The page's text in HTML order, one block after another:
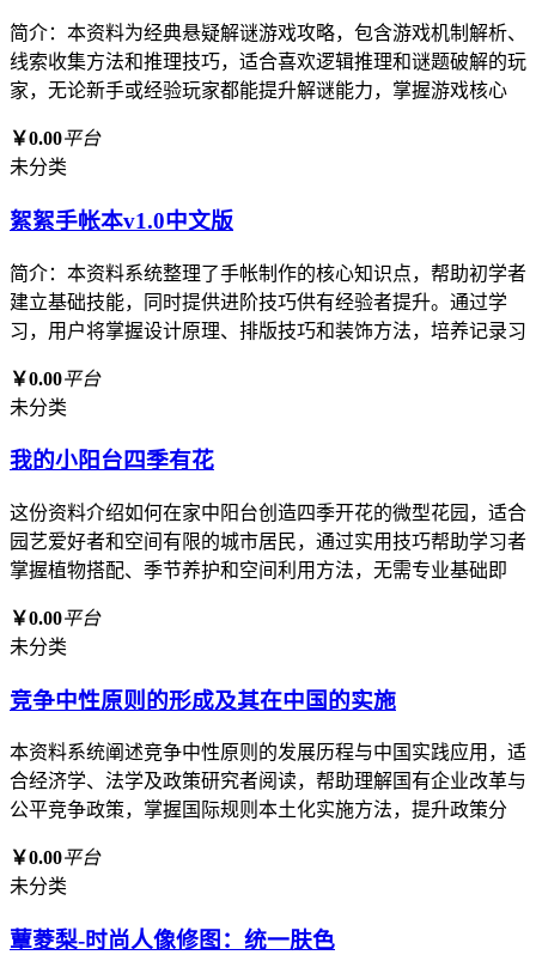
简介：本资料为经典悬疑解谜游戏攻略，包含游戏机制解析、
线索收集方法和推理技巧，适合喜欢逻辑推理和谜题破解的玩
家，无论新手或经验玩家都能提升解谜能力，掌握游戏核心
￥0.00平台
未分类
絮絮手帐本v1.0中文版
简介：本资料系统整理了手帐制作的核心知识点，帮助初学者
建立基础技能，同时提供进阶技巧供有经验者提升。通过学
习，用户将掌握设计原理、排版技巧和装饰方法，培养记录习
￥0.00平台
未分类
我的小阳台四季有花
这份资料介绍如何在家中阳台创造四季开花的微型花园，适合
园艺爱好者和空间有限的城市居民，通过实用技巧帮助学习者
掌握植物搭配、季节养护和空间利用方法，无需专业基础即
￥0.00平台
未分类
竞争中性原则的形成及其在中国的实施
本资料系统阐述竞争中性原则的发展历程与中国实践应用，适
合经济学、法学及政策研究者阅读，帮助理解国有企业改革与
公平竞争政策，掌握国际规则本土化实施方法，提升政策分
￥0.00平台
未分类
蕈菱梨-时尚人像修图：统一肤色